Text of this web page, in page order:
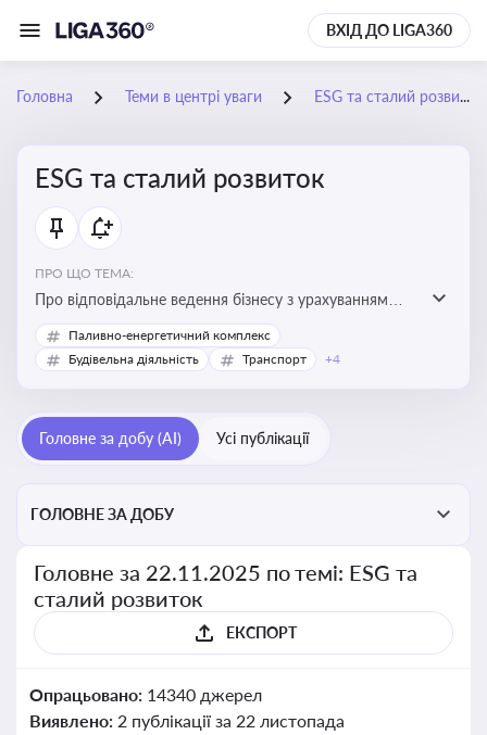
ВХІД ДО LIGA360
Головна Теми в центрі уваги ESG та сталий розвиток
ESG та сталий розвиток
ПРО ЩО ТЕМА:
Про відповідальне ведення бізнесу з урахуванням
екологічних, соціальних та управлінських факторів
для досягнення довгострокової сталості
Паливно-енергетичний комплекс
Будівельна діяльність
Транспорт +4
Головне за добу (AI) Усі публікації
ГОЛОВНЕ ЗА ДОБУ
Головне за 22.11.2025 по темі: ESG та
сталий розвиток
ЕКСПОРТ
Опрацьовано: 14340 джерел
Виявлено: 2 публікації за 22 листопада